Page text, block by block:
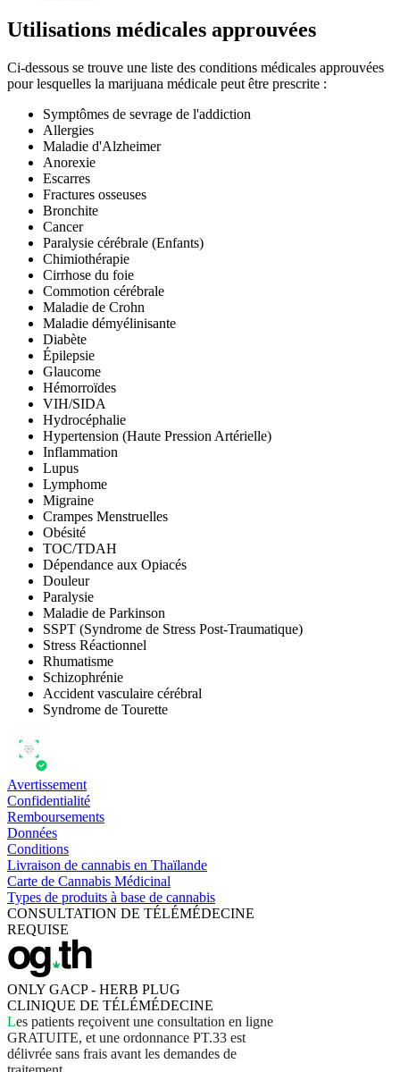
Utilisations médicales approuvées
Ci-dessous se trouve une liste des conditions médicales approuvées
pour lesquelles la marijuana médicale peut être prescrite :
Symptômes de sevrage de l'addiction
Allergies
Maladie d'Alzheimer
Anorexie
Escarres
Fractures osseuses
Bronchite
Cancer
Paralysie cérébrale (Enfants)
Chimiothérapie
Cirrhose du foie
Commotion cérébrale
Maladie de Crohn
Maladie démyélinisante
Diabète
Épilepsie
Glaucome
Hémorroïdes
VIH/SIDA
Hydrocéphalie
Hypertension (Haute Pression Artérielle)
Inflammation
Lupus
Lymphome
Migraine
Crampes Menstruelles
Obésité
TOC/TDAH
Dépendance aux Opiacés
Douleur
Paralysie
Maladie de Parkinson
SSPT (Syndrome de Stress Post-Traumatique)
Stress Réactionnel
Rhumatisme
Schizophrénie
Accident vasculaire cérébral
Syndrome de Tourette
Avertissement
Confidentialité
Remboursements
Données
Conditions
Livraison de cannabis en Thaïlande
Carte de Cannabis Médicinal
Types de produits à base de cannabis
CONSULTATION DE TÉLÉMÉDECINE
REQUISE
ONLY GACP - HERB PLUG
CLINIQUE DE TÉLÉMÉDECINE
Les patients reçoivent une consultation en ligne
GRATUITE, et une ordonnance PT.33 est
délivrée sans frais avant les demandes de